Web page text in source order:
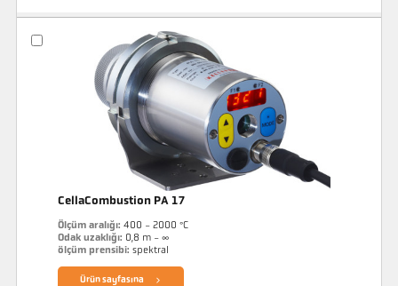
CellaCombustion PA 17
Ölçüm aralığı: 400 - 2000 °C
Odak uzaklığı: 0,8 m - ∞
ölçüm prensibi: spektral
Ürün sayfasına